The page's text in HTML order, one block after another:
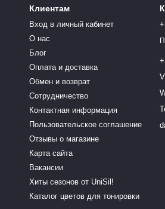
Клиентам
Вход в личный кабинет
О нас
Блог
Оплата и доставка
Обмен и возврат
Сотрудничество
Контактная информация
Пользовательское соглашение
Отзывы о магазине
Карта сайта
Вакансии
Хиты сезонов от UniSil!
Каталог цветов для тонировки